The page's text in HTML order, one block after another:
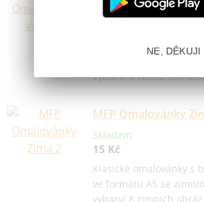
Skladem
Klasické omalovánky
ve formátu A5 s
vybarví 8 vánočních
MFP Omalovánky
Skladem
15 Kč
Klasické omalovánky s
ve formátu A5 se
vybarví 8 zimních
NE, DĚKUJI